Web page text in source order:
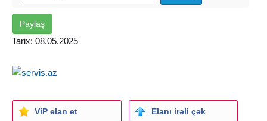
Paylaş
Tarix: 08.05.2025
ViP elan et Elanı irəli çək